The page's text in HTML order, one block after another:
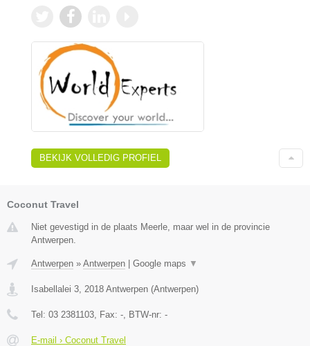
BEKIJK VOLLEDIG PROFIEL
Coconut Travel
Niet gevestigd in de plaats Meerle, maar wel in de provincie
Antwerpen.
Antwerpen » Antwerpen Google maps ▼
Isabellalei 3 2018 Antwerpen (Antwerpen)
Tel: 03 2381103 , Fax: - , BTW-nr: -
E-mail › Coconut Travel